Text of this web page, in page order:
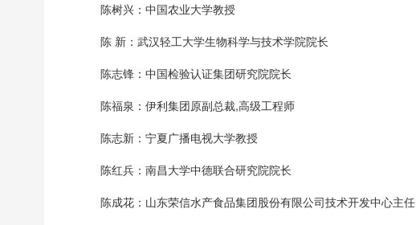
陈树兴：中国农业大学教授
陈 新：武汉轻工大学生物科学与技术学院院长
陈志锋：中国检验认证集团研究院院长
陈福泉：伊利集团原副总裁,高级工程师
陈志新：宁夏广播电视大学教授
陈红兵：南昌大学中德联合研究院院长
陈成花：山东荣信水产食品集团股份有限公司技术开发中心主任